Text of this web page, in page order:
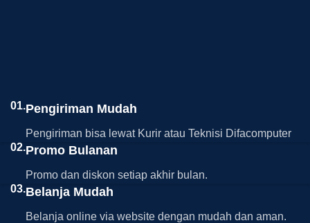
01.Pengiriman Mudah
Pengiriman bisa lewat Kurir atau Teknisi Difacomputer
02.Promo Bulanan
Promo dan diskon setiap akhir bulan.
03.Belanja Mudah
Belanja online via website dengan mudah dan aman.